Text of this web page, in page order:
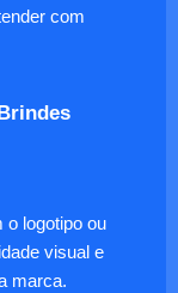
com
o logotipo ou
visual e
marca.